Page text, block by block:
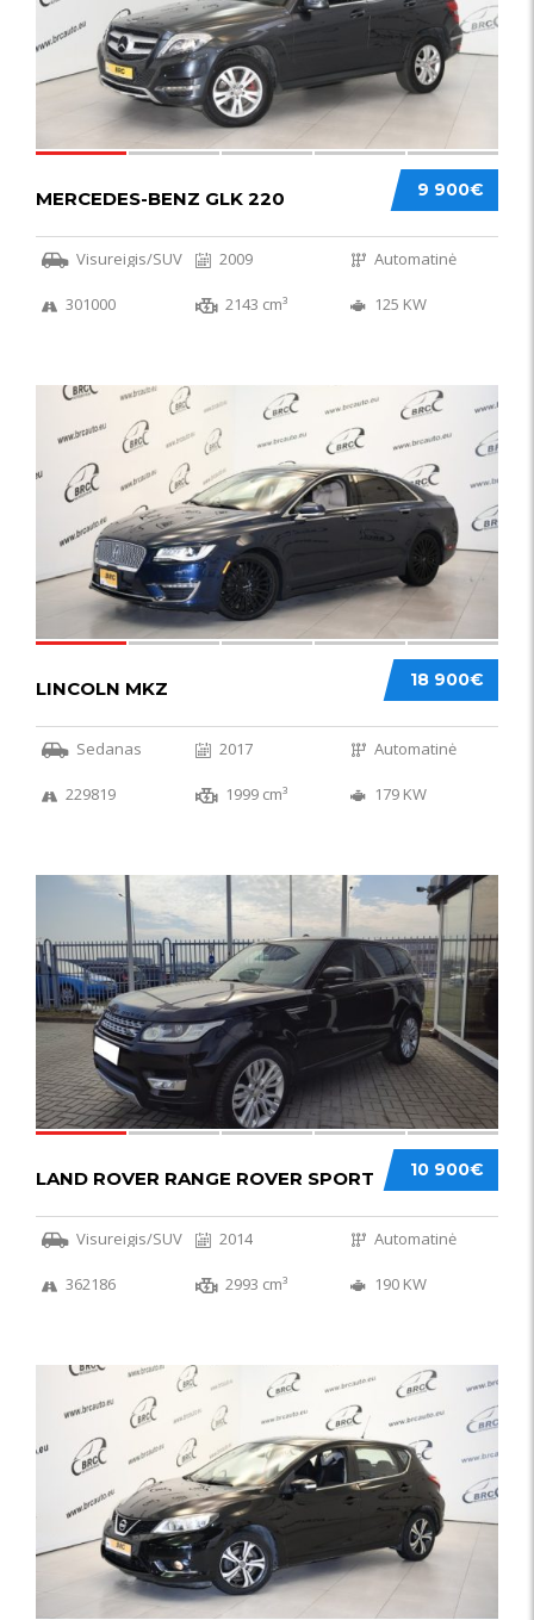
9 900€
MERCEDES-BENZ GLK 220
Visureigis/SUV 2009 Automatinė
301000 2143 cm³ 125 KW
18 900€
LINCOLN MKZ
Sedanas 2017 Automatinė
229819 1999 cm³ 179 KW
10 900€
LAND ROVER RANGE ROVER SPORT
Visureigis/SUV 2014 Automatinė
362186 2993 cm³ 190 KW